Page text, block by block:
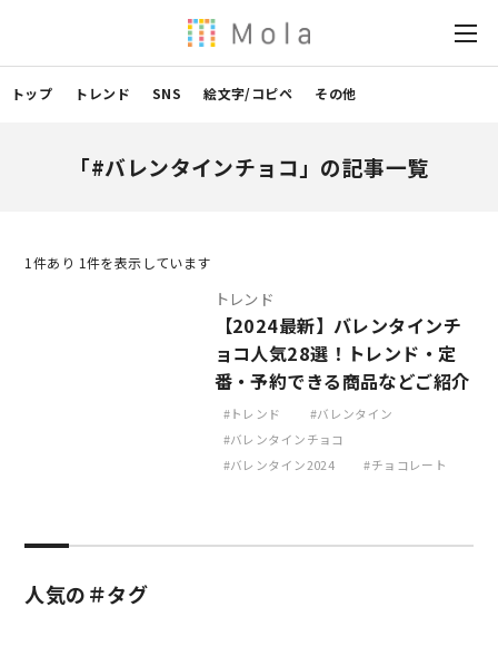
トップ トレンド SNS 絵文字/コピペ その他
「#バレンタインチョコ」の記事一覧
1 件あり 1件を表示しています
トレンド
【2024最新】バレンタインチ
ョコ人気28選！トレンド・定
番・予約できる商品などご紹介
トレンド
バレンタイン
バレンタインチョコ
バレンタイン2024
チョコレート
人気の＃タグ